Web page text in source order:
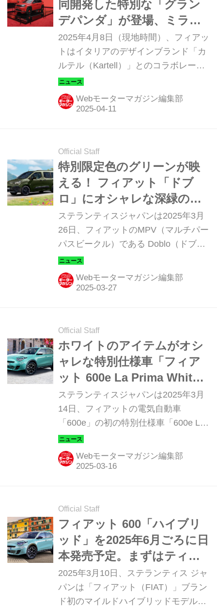
同開発した特別な「グラン
デパンダ」が登場、ミラノ
サローネ2025でワールドプ
レミア
2025年4月8日（現地時間）、フィアッ
トはイタリアのデザインブランド「カ
ルテル（Kartell）」とのコラボレーシ
ョンにより製作したコンセプト「グラ
ンデパンダ カルテル」を発表、世界的
な国際家具インテリアデザイン見本市
ルテルは今後もパートナーシップを継
続し、斬新で革新的なアイデアを探求
していく。なお、「グランデパンダ カ
ルテル」はミラノサローネのカルテル
のブースに展示される。
Webモーターマガジン編集部
Official Staff
特別限定色のグリーンが映
える！ フィアット「ドブ
ロ」にオシャレな深緑の限
定車を発売
ステランティスジャパンは2025年3月
26日、フィアットのMPV（マルチパー
パスビークル）である Doblo（ドブ
ロ）に限定車「Doblo Green Color
Edition」を設定。全国のフィアット正
規ディーラーにて同日より160台限定
Webモーターマガジン編集部
Official Staff
ホワイトのアイテムがオシ
ャレな特別仕様車「フィア
ット 600e La Prima White
Package」を発売
ステランティスジャパンは2025年3月
14日、フィアットの電気自動車
「600e」の初の特別仕様車「600e La
Prima White Package（セイチェント
イー ラ プリマ ホワイト パッケー
ジ）」を同年3月29日より、全国のフ
Webモーターマガジン編集部
Official Staff
フィアット 600「ハイブリ
ッド」を2025年6月ごろに日
本発売予定。まずはティザ
ーサイトを公開
2025年3月10日、ステランティス ジャ
パンは「フィアット（FIAT）」ブラン
ド初のマイルドハイブリッドモデル